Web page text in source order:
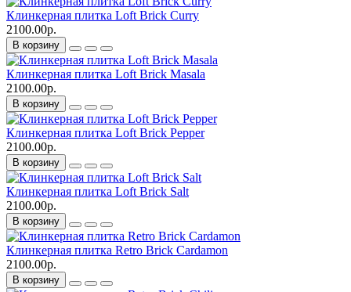
Клинкерная плитка Loft Brick Curry
2100.00р.
В корзину
Клинкерная плитка Loft Brick Masala
2100.00р.
В корзину
Клинкерная плитка Loft Brick Pepper
2100.00р.
В корзину
Клинкерная плитка Loft Brick Salt
2100.00р.
В корзину
Клинкерная плитка Retro Brick Cardamon
2100.00р.
В корзину